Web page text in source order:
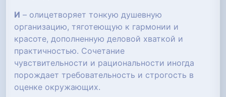
И – олицетворяет тонкую душевную
организацию, тяготеющую к гармонии и
красоте, дополненную деловой хваткой и
практичностью. Сочетание
чувствительности и рациональности иногда
порождает требовательность и строгость в
оценке окружающих.